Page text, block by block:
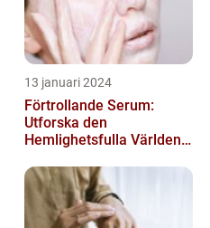
13 januari 2024
Förtrollande Serum:
Utforska den
Hemlighetsfulla Världen
Näringsämnen